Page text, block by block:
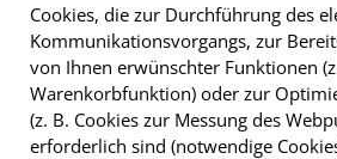
Cookies, die zur Durchführung des
Kommunikationsvorgangs, zur
von Ihnen erwünschter Funktionen
Warenkorbfunktion) oder zur
(z. B. Cookies zur Messung des
erforderlich sind (notwendige